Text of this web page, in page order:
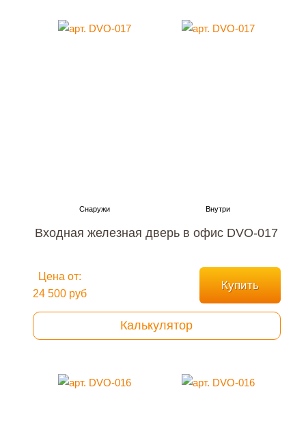
Входная железная дверь в офис DVO-017
Цена от:
24 500 руб
Купить
Калькулятор